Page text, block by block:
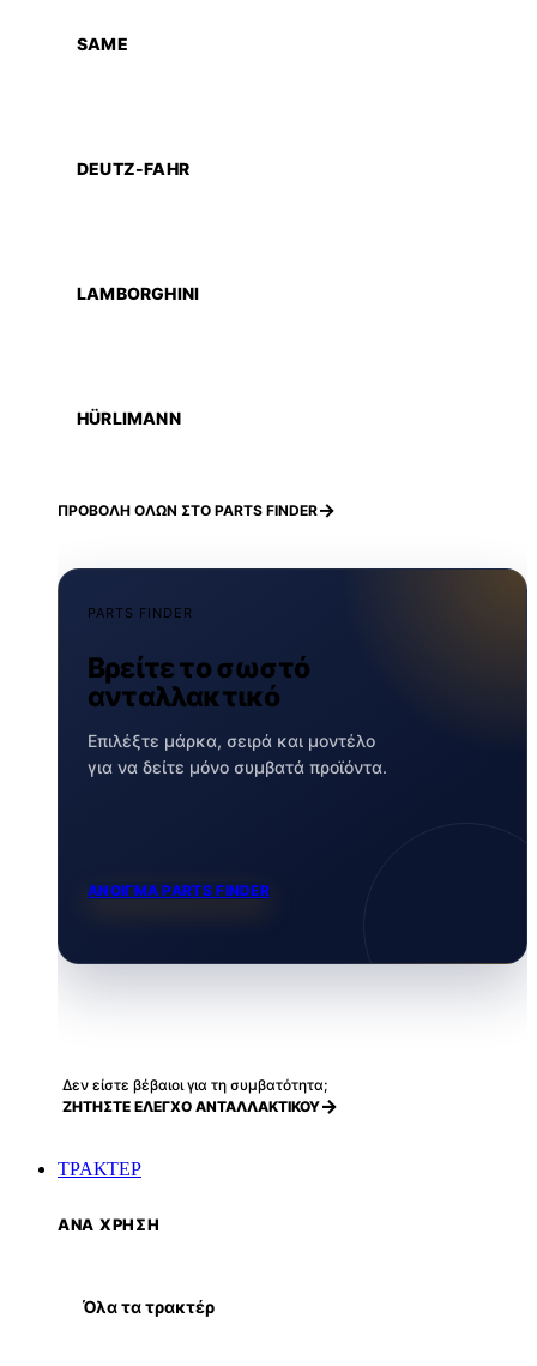
SAME
DEUTZ-FAHR
LAMBORGHINI
HÜRLIMANN
ΠΡΟΒΟΛΗ ΟΛΩΝ ΣΤΟ PARTS FINDER
PARTS FINDER
Βρείτε το σωστό
ανταλλακτικό
Επιλέξτε μάρκα, σειρά και μοντέλο
για να δείτε μόνο συμβατά προϊόντα.
ΑΝΟΙΓΜΑ PARTS FINDER
Δεν είστε βέβαιοι για τη συμβατότητα;
ΖΗΤΗΣΤΕ ΕΛΕΓΧΟ ΑΝΤΑΛΛΑΚΤΙΚΟΥ
ΤΡΑΚΤΕΡ
ΑΝΑ ΧΡΗΣΗ
Όλα τα τρακτέρ